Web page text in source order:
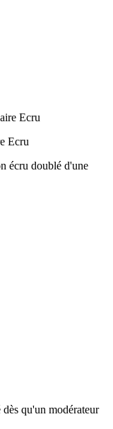
Ecru
écru doublé d'une
qu'un modérateur